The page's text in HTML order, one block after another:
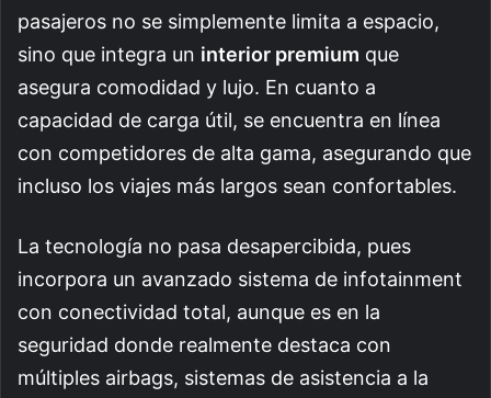
pasajeros no se simplemente limita a espacio,
sino que integra un interior premium que
asegura comodidad y lujo. En cuanto a
capacidad de carga útil, se encuentra en línea
con competidores de alta gama, asegurando que
incluso los viajes más largos sean confortables.
La tecnología no pasa desapercibida, pues
incorpora un avanzado sistema de infotainment
con conectividad total, aunque es en la
seguridad donde realmente destaca con
múltiples airbags, sistemas de asistencia a la